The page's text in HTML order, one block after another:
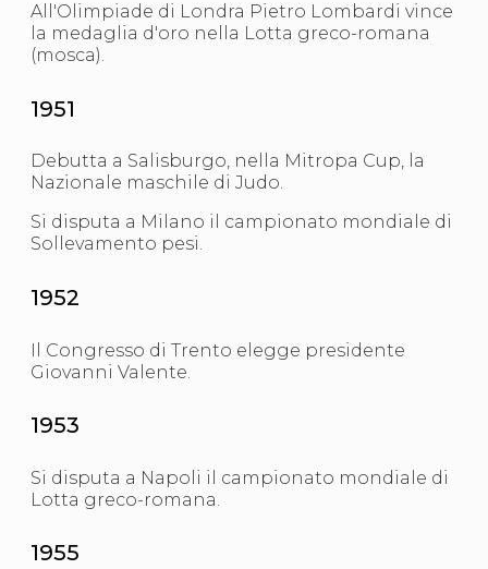
All'Olimpiade di Londra Pietro Lombardi vince
la medaglia d'oro nella Lotta greco-romana
(mosca).
1951
Debutta a Salisburgo, nella Mitropa Cup, la
Nazionale maschile di Judo.
Si disputa a Milano il campionato mondiale di
Sollevamento pesi.
1952
Il Congresso di Trento elegge presidente
Giovanni Valente.
1953
Si disputa a Napoli il campionato mondiale di
Lotta greco-romana.
1955